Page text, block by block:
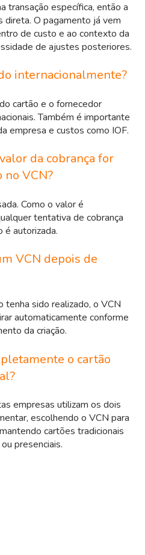
transação específica, então a
direta. O pagamento já vem
de custo e ao contexto da
de ajustes posteriores.
internacionalmente?
cartão e o fornecedor
Também é importante
empresa e custos como IOF.
da cobrança for
VCN?
Como o valor é
tentativa de cobrança
é autorizada.
VCN depois de
tenha sido realizado, o VCN
automaticamente conforme
da criação.
o cartão
empresas utilizam os dois
escolhendo o VCN para
cartões tradicionais
presenciais.